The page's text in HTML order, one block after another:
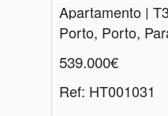
Apartamento |
Porto, Porto,
539.000€
Ref: HT001031